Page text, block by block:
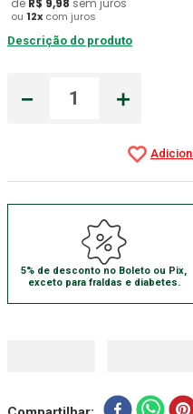
de R$ 9,98 sem juros
ou 12x com juros
Descrição do produto
＋
－
5% de desconto no Boleto ou Pix,
exceto para fraldas e diabetes.
Absorvente Geriatrico
Gaze